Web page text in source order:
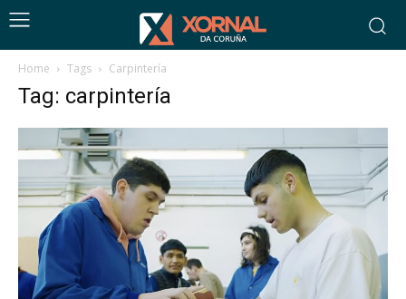
Home Tags Carpintería
Tag: carpintería